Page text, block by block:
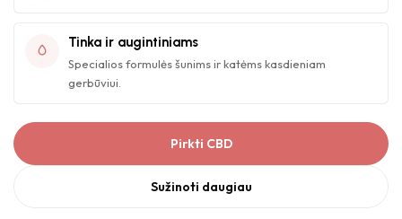
Tinka ir augintiniams
Specialios formulės šunims ir katėms kasdieniam
gerbūviui.
Pirkti CBD
Sužinoti daugiau